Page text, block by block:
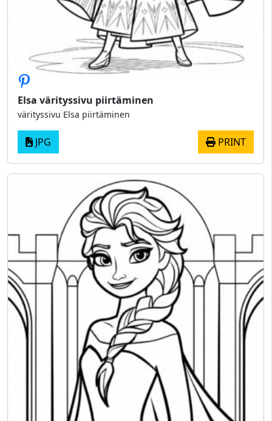
Elsa värityssivu piirtäminen
värityssivu Elsa piirtäminen
JPG PRINT